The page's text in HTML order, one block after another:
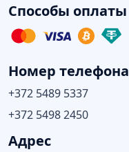
Способы оплаты
Номер телефона
+372 5489 5337
+372 5498 2450
Адрес